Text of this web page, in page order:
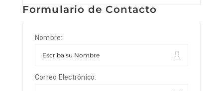
Formulario de Contacto
Nombre:
Correo Electrónico: